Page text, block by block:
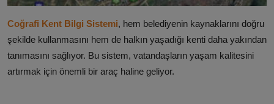
Coğrafi Kent Bilgi Sistemi, hem belediyenin kaynaklarını doğru
şekilde kullanmasını hem de halkın yaşadığı kenti daha yakından
tanımasını sağlıyor. Bu sistem, vatandaşların yaşam kalitesini
artırmak için önemli bir araç haline geliyor.